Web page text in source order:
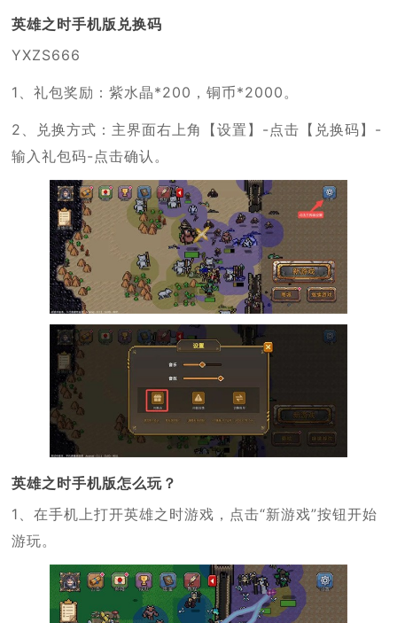
英雄之时手机版兑换码
YXZS666
1、礼包奖励：紫水晶*200，铜币*2000。
2、兑换方式：主界面右上角【设置】-点击【兑换码】-
输入礼包码-点击确认。
英雄之时手机版怎么玩？
1、在手机上打开英雄之时游戏，点击“新游戏”按钮开始
游玩。